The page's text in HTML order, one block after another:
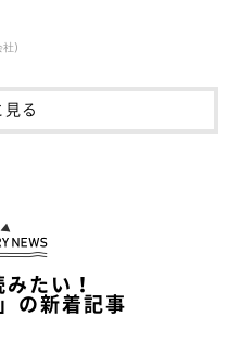
社)
る
たい！
の新着記事